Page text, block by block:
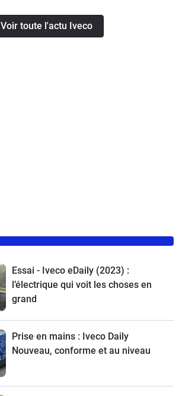
Voir toute l'actu Iveco
Essai - Iveco eDaily (2023) :
l’électrique qui voit les choses en
grand
Prise en mains : Iveco Daily
Nouveau, conforme et au niveau